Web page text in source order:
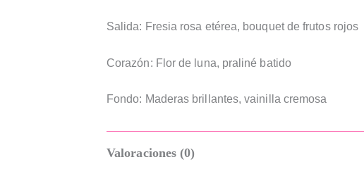
Salida: Fresia rosa etérea, bouquet de frutos rojos
Corazón: Flor de luna, praliné batido
Fondo: Maderas brillantes, vainilla cremosa
Valoraciones (0)